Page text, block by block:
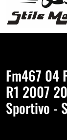
Fm467 04
R1 2007
Sportivo -